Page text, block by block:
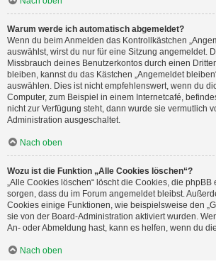
Warum werde ich automatisch abgemeldet?
Wenn du beim Anmelden das Kontrollkästchen
auswählst, wirst du nur für eine Sitzung angemeldet.
Missbrauch deines Benutzerkontos durch einen
bleiben, kannst du das Kästchen „Angemeldet
auswählen. Dies ist nicht empfehlenswert, wenn du
Computer, zum Beispiel in einem Internetcafé,
nicht zur Verfügung steht, dann wurde sie vermutlich
Administration ausgeschaltet.
Nach oben
Wozu ist die Funktion „Alle Cookies löschen“?
„Alle Cookies löschen“ löscht die Cookies, die phpBB
sorgen, dass du im Forum angemeldet bleibst.
Cookies einige Funktionen, wie beispielsweise den
sie von der Board-Administration aktiviert wurden.
An- oder Abmeldung hast, kann es helfen, wenn du
Nach oben